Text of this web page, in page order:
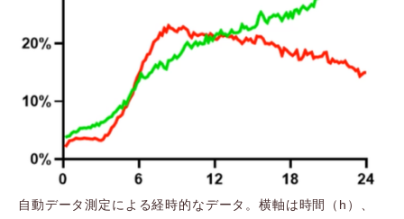
自動データ測定による経時的なデータ。横軸は時間（h）、